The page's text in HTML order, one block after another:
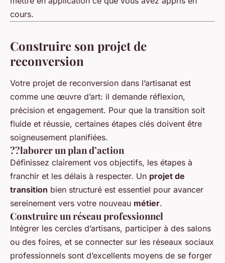
cours.
Construire son projet de
reconversion
Votre projet de reconversion dans l’artisanat est
comme une œuvre d’art: il demande réflexion,
précision et engagement. Pour que la transition soit
fluide et réussie, certaines étapes clés doivent être
soigneusement planifiées.
??laborer un plan d’action
Définissez clairement vos objectifs, les étapes à
franchir et les délais à respecter. Un projet de
transition bien structuré est essentiel pour avancer
sereinement vers votre nouveau métier.
Construire un réseau professionnel
Intégrer les cercles d’artisans, participer à des salons
ou des foires, et se connecter sur les réseaux sociaux
professionnels sont d’excellents moyens de se forger